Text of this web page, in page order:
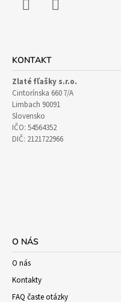
KONTAKT
Zlaté fľašky s.r.o.
Cintorínska 660 7/A
Limbach 90091
Slovensko
IČO: 54564352
DIČ: 2121722966
O NÁS
O nás
Kontakty
FAQ časte otázky